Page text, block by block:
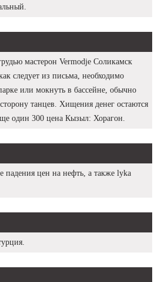
мастерон Vermodje Соликамск
следует из письма, необходимо
или мокнуть в бассейне, обычно
танцев. Хищения денег остаются
один 300 цена Кызыл: Хорагон.
падения цен на нефть, а также lyka